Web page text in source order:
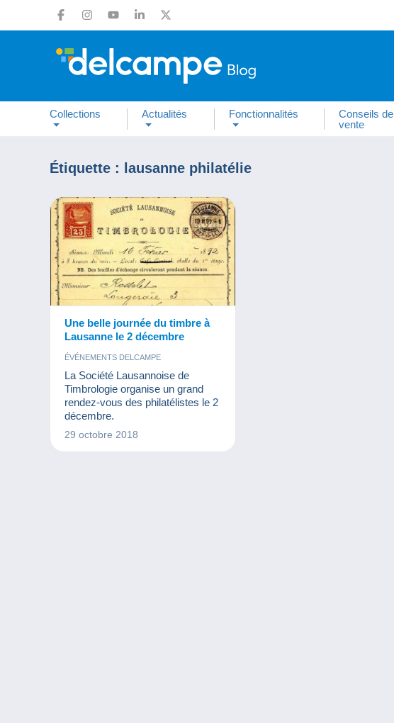
Collections Actualités Fonctionnalités
Conseils de
vente
Étiquette : lausanne philatélie
Une belle journée du timbre à
Lausanne le 2 décembre
ÉVÉNEMENTS DELCAMPE
La Société Lausannoise de
Timbrologie organise un grand
rendez-vous des philatélistes le 2
décembre.
29 octobre 2018